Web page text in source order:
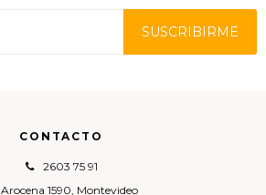
CONTACTO
2603 75 91
Arocena 1590, Montevideo
SUSCRIBIRME